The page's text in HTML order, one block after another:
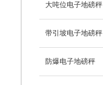
大吨位电子地磅秤
带引坡电子地磅秤
防爆电子地磅秤